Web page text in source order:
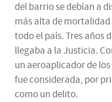
del barrio se debían a
más alta de
todo el país. Tres años
llegaba a la Justicia.
un aeroaplicador de
fue considerada, por
como un delito.